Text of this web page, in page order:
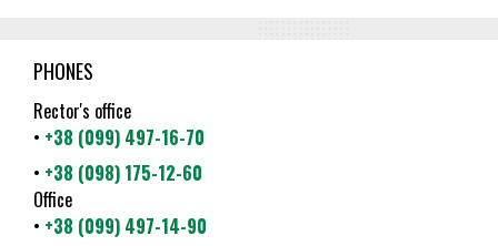
PHONES
Rector's office
• +38 (099) 497-16-70
• +38 (098) 175-12-60
Office
• +38 (099) 497-14-90